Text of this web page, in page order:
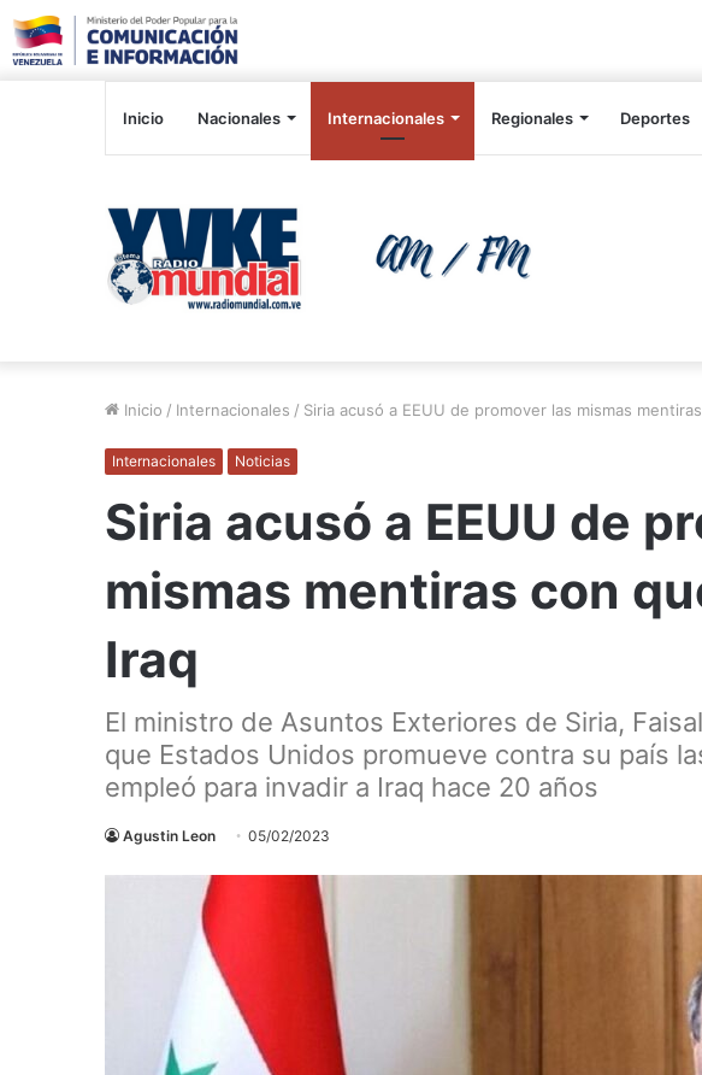
Inicio Nacionales Internacionales Regionales Deportes
Inicio / Internacionales / Siria acusó a EEUU de promover las mismas
Internacionales Noticias
Siria acusó a EEUU de
mismas mentiras con
Iraq
El ministro de Asuntos Exteriores de Siria,
que Estados Unidos promueve contra su país
empleó para invadir a Iraq hace 20 años
Agustin Leon 05/02/2023